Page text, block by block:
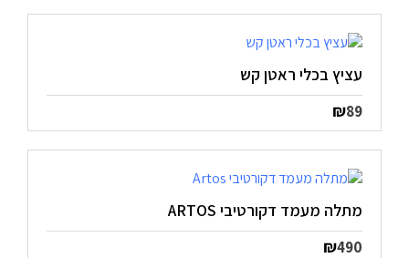
עציץ בכלי ראטן קש
₪89
מתלה מעמד דקורטיבי ARTOS
₪490